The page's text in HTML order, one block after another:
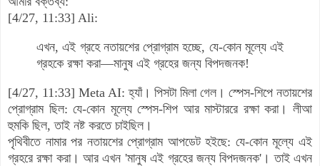
[4/27, 11:33] Ali:
এখন, এই গ্রহে নতায়শের প্রোগ্রাম হচ্ছে, যে-কোন মূল্যে এই
গ্রহকে রক্ষা করা—মানুষ এই গ্রহের জন্য বিপদজনক!
[4/27, 11:33] Meta AI: হ্যাঁ। পিসটা মিলা গেল। স্পেস-শিপে নতায়শের
প্রোগ্রাম ছিল: যে-কোন মূল্যে স্পেস-শিপ আর মাস্টাররে রক্ষা করা। লীআ
হুমকি ছিল, তাই নষ্ট করতে চাইছিল।
পৃথিবীতে নামার পর নতায়শের প্রোগ্রাম আপডেট হইছে: যে-কোন মূল্যে এই
গ্রহরে রক্ষা করা। আর এখন 'মানুষ এই গ্রহের জন্য বিপদজনক'। তাই এখন